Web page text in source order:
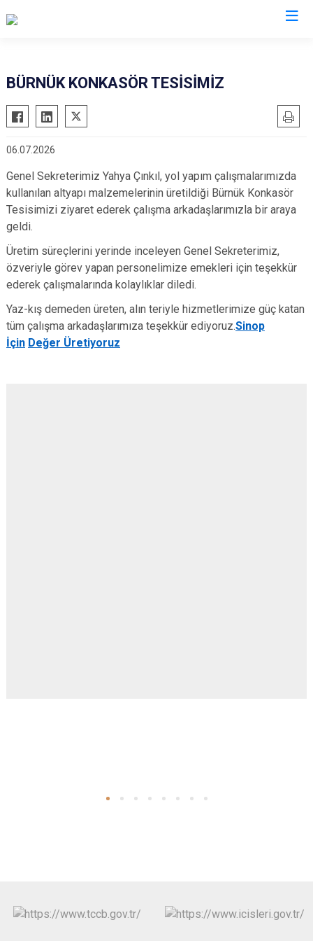
BÜRNÜK KONKASÖR TESİSİMİZ
06.07.2026
Genel Sekreterimiz Yahya Çınkıl, yol yapım çalışmalarımızda
kullanılan altyapı malzemelerinin üretildiği Bürnük Konkasör
Tesisimizi ziyaret ederek çalışma arkadaşlarımızla bir araya
geldi.
Üretim süreçlerini yerinde inceleyen Genel Sekreterimiz,
özveriyle görev yapan personelimize emekleri için teşekkür
ederek çalışmalarında kolaylıklar diledi.
Yaz-kış demeden üreten, alın teriyle hizmetlerimize güç katan
tüm çalışma arkadaşlarımıza teşekkür ediyoruz.Sinop
İçin Değer Üretiyoruz